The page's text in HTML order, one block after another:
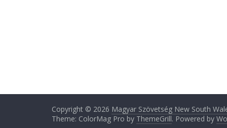
Copyright © 2026 Magyar Szövetség New South
Theme: ColorMag Pro by ThemeGrill. Powered by